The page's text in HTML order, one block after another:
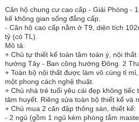
Căn hộ chung cư cao cấp - Giải Phóng -
kế không gian sống đẳng cấp.
- Căn hộ cao cấp nằm ở T9, diện tích
tỷ (có TL).
Mô tả:
+ Chủ tự thiết kế toàn tâm toàn ý, nội thất
hướng Tây - Ban công hướng Đông. 2
+ Toàn bộ nội thất được làm vô cùng tỉ
một phong cách nghệ thuật.
+ Chủ nhà trẻ tuổi yêu cái đẹp không tiếc
tâm huyết. Riêng sửa toàn bộ thiết kế và
+ Chủ mua 2 căn đập thông sàn, thiết kế:
- 2 ngủ (gồm 1 ngủ kèm phòng tắm